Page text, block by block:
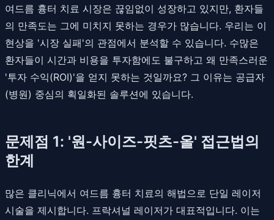
여드름 흉터 치료 시장은 끊임없이 성장하고 있지만, 환자들
의 만족도는 그에 미치지 못하는 경우가 많습니다. 우리는 이
현상을 '시장 실패'의 관점에서 분석할 수 있습니다. 수많은
환자들이 시간과 비용을 투자함에도 불구하고 왜 만족스러운
'투자 수익(ROI)'을 얻지 못하는 것일까요? 그 이유는 공급자
(병원) 중심의 획일화된 솔루션에 있습니다.
문제점 1: '원-사이즈-핏츠-올' 접근법의
한계
많은 클리닉에서 여드름 흉터 치료의 해법으로 단일 레이저
시술을 제시합니다. 프락셔널 레이저가 대표적입니다. 이는